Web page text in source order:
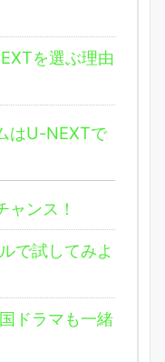
を選ぶ理由
はU-NEXTで
ャンス！
で試してみよ
ドラマも一緒